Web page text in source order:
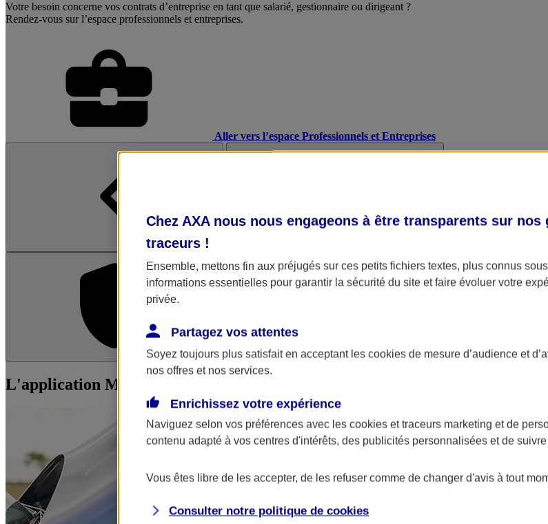
Votre besoin concerne vos contrats d’entreprise en tant que salarié, gestionnaire ou dirigeant ?
Rendez-vous sur l’espace professionnels et entreprises.
Aller vers l’espace Professionnels et Entreprises
L'application Mon AXA Assurance
L'application Mon AXA Assurance, tous vos contrats en poche !
Chez AXA nous nous engageons à être transparents sur
traceurs !
Ensemble, mettons fin aux préjugés sur ces petits fichiers textes, plus connus
informations essentielles pour garantir la sécurité du site et faire évoluer votre
privée.
Partagez vos attentes
Soyez toujours plus satisfait en acceptant les cookies de mesure d’audience et
nos offres et nos services.
Enrichissez votre expérience
Naviguez selon vos préférences avec les cookies et traceurs marketing et de
contenu adapté à vos centres d'intérêts, des publicités personnalisées et de
Vous êtes libre de les accepter, de les refuser comme de changer d'avis à tout
Consulter notre politique de cookies